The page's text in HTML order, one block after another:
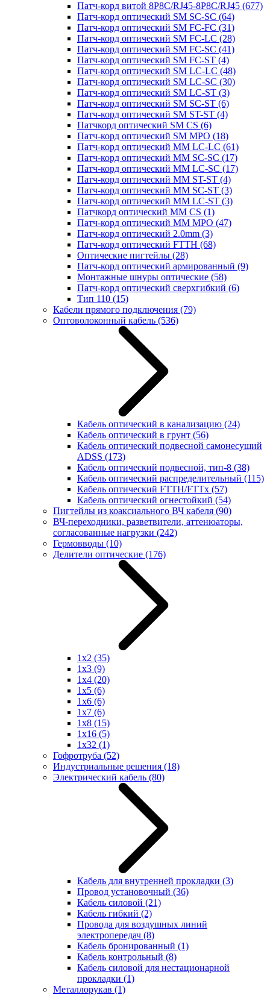
Патч-корд витой 8P8C/RJ45-8P8C/RJ45 (677)
Патч-корд оптический SM SC-SC (64)
Патч-корд оптический SM FC-FC (31)
Патч-корд оптический SM FC-LC (28)
Патч-корд оптический SM FC-SC (41)
Патч-корд оптический SM FC-ST (4)
Патч-корд оптический SM LC-LC (48)
Патч-корд оптический SM LC-SC (30)
Патч-корд оптический SM LC-ST (3)
Патч-корд оптический SM SC-ST (6)
Патч-корд оптический SM ST-ST (4)
Патчкорд оптический SM CS (6)
Патч-корд оптический SM MPO (18)
Патч-корд оптический MM LC-LC (61)
Патч-корд оптический MM SC-SC (17)
Патч-корд оптический MM LC-SC (17)
Патч-корд оптический MM ST-ST (4)
Патч-корд оптический MM SC-ST (3)
Патч-корд оптический MM LC-ST (3)
Патчкорд оптический MM CS (1)
Патч-корд оптический MM MPO (47)
Патч-корд оптический 2.0mm (3)
Патч-корд оптический FTTH (68)
Оптические пигтейлы (28)
Патч-корд оптический армированный (9)
Монтажные шнуры оптические (58)
Патч-корд оптический сверхгибкий (6)
Тип 110 (15)
Кабели прямого подключения (79)
Оптоволоконный кабель (536)
Кабель оптический в канализацию (24)
Кабель оптический в грунт (56)
Кабель оптический подвесной самонесущий
ADSS (173)
Кабель оптический подвесной, тип-8 (38)
Кабель оптический распределительный (115)
Кабель оптический FTTH/FTTx (57)
Кабель оптический огнестойкий (54)
Пигтейлы из коаксиального ВЧ кабеля (90)
ВЧ-переходники, разветвители, аттенюаторы,
согласованные нагрузки (242)
Гермовводы (10)
Делители оптические (176)
1x2 (35)
1x3 (9)
1x4 (20)
1x5 (6)
1x6 (6)
1x7 (6)
1x8 (15)
1x16 (5)
1x32 (1)
Гофротруба (52)
Индустриальные решения (18)
Электрический кабель (80)
Кабель для внутренней прокладки (3)
Провод установочный (36)
Кабель силовой (21)
Кабель гибкий (2)
Провода для воздушных линий
электропередач (8)
Кабель бронированный (1)
Кабель контрольный (8)
Кабель силовой для нестационарной
прокладки (1)
Металлорукав (1)